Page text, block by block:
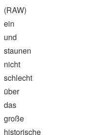
(RAW)
ein
und
staunen
nicht
schlecht
über
das
große
historische